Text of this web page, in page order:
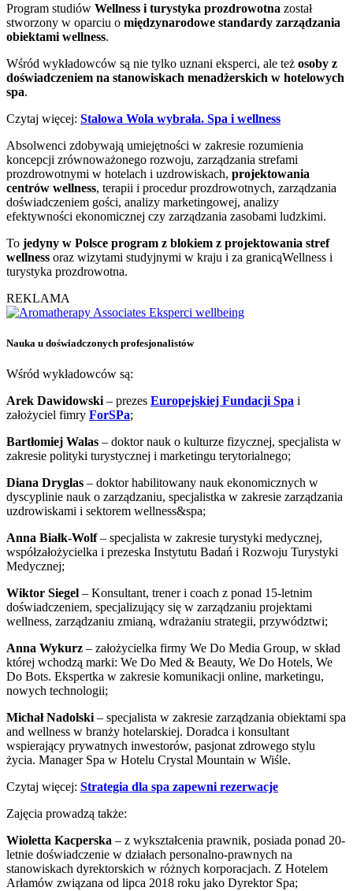
Program studiów Wellness i turystyka prozdrowotna został
stworzony w oparciu o międzynarodowe standardy zarządzania
obiektami wellness.
Wśród wykładowców są nie tylko uznani eksperci, ale też osoby z
doświadczeniem na stanowiskach menadżerskich w hotelowych
spa.
Czytaj więcej: Stalowa Wola wybrała. Spa i wellness
Absolwenci zdobywają umiejętności w zakresie rozumienia
koncepcji zrównoważonego rozwoju, zarządzania strefami
prozdrowotnymi w hotelach i uzdrowiskach, projektowania
centrów wellness, terapii i procedur prozdrowotnych, zarządzania
doświadczeniem gości, analizy marketingowej, analizy
efektywności ekonomicznej czy zarządzania zasobami ludzkimi.
To jedyny w Polsce program z blokiem z projektowania stref
wellness oraz wizytami studyjnymi w kraju i za granicąWellness i
turystyka prozdrowotna.
REKLAMA
Nauka u doświadczonych profesjonalistów
Wśród wykładowców są:
Arek Dawidowski – prezes Europejskiej Fundacji Spa i
założyciel fimry ForSPa;
Bartłomiej Walas – doktor nauk o kulturze fizycznej, specjalista w
zakresie polityki turystycznej i marketingu terytorialnego;
Diana Dryglas – doktor habilitowany nauk ekonomicznych w
dyscyplinie nauk o zarządzaniu, specjalistka w zakresie zarządzania
uzdrowiskami i sektorem wellness&spa;
Anna Białk-Wolf– specjalista w zakresie turystyki medycznej,
współzałożycielka i prezeska Instytutu Badań i Rozwoju Turystyki
Medycznej;
Wiktor Siegel – Konsultant, trener i coach z ponad 15-letnim
doświadczeniem, specjalizujący się w zarządzaniu projektami
wellness, zarządzaniu zmianą, wdrażaniu strategii, przywództwi;
Anna Wykurz – założycielka firmy We Do Media Group, w skład
której wchodzą marki: We Do Med & Beauty, We Do Hotels, We
Do Bots. Ekspertka w zakresie komunikacji online, marketingu,
nowych technologii;
Michał Nadolski – specjalista w zakresie zarządzania obiektami spa
and wellness w branży hotelarskiej. Doradca i konsultant
wspierający prywatnych inwestorów, pasjonat zdrowego stylu
życia. Manager Spa w Hotelu Crystal Mountain w Wiśle.
Czytaj więcej: Strategia dla spa zapewni rezerwacje
Zajęcia prowadzą także:
Wioletta Kacperska – z wykształcenia prawnik, posiada ponad 20-
letnie doświadczenie w działach personalno-prawnych na
stanowiskach dyrektorskich w różnych korporacjach. Z Hotelem
Arłamów związana od lipca 2018 roku jako Dyrektor Spa;